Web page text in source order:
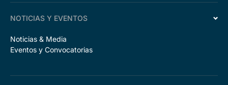
NOTICIAS Y EVENTOS
Noticias & Media
Eventos y Convocatorias